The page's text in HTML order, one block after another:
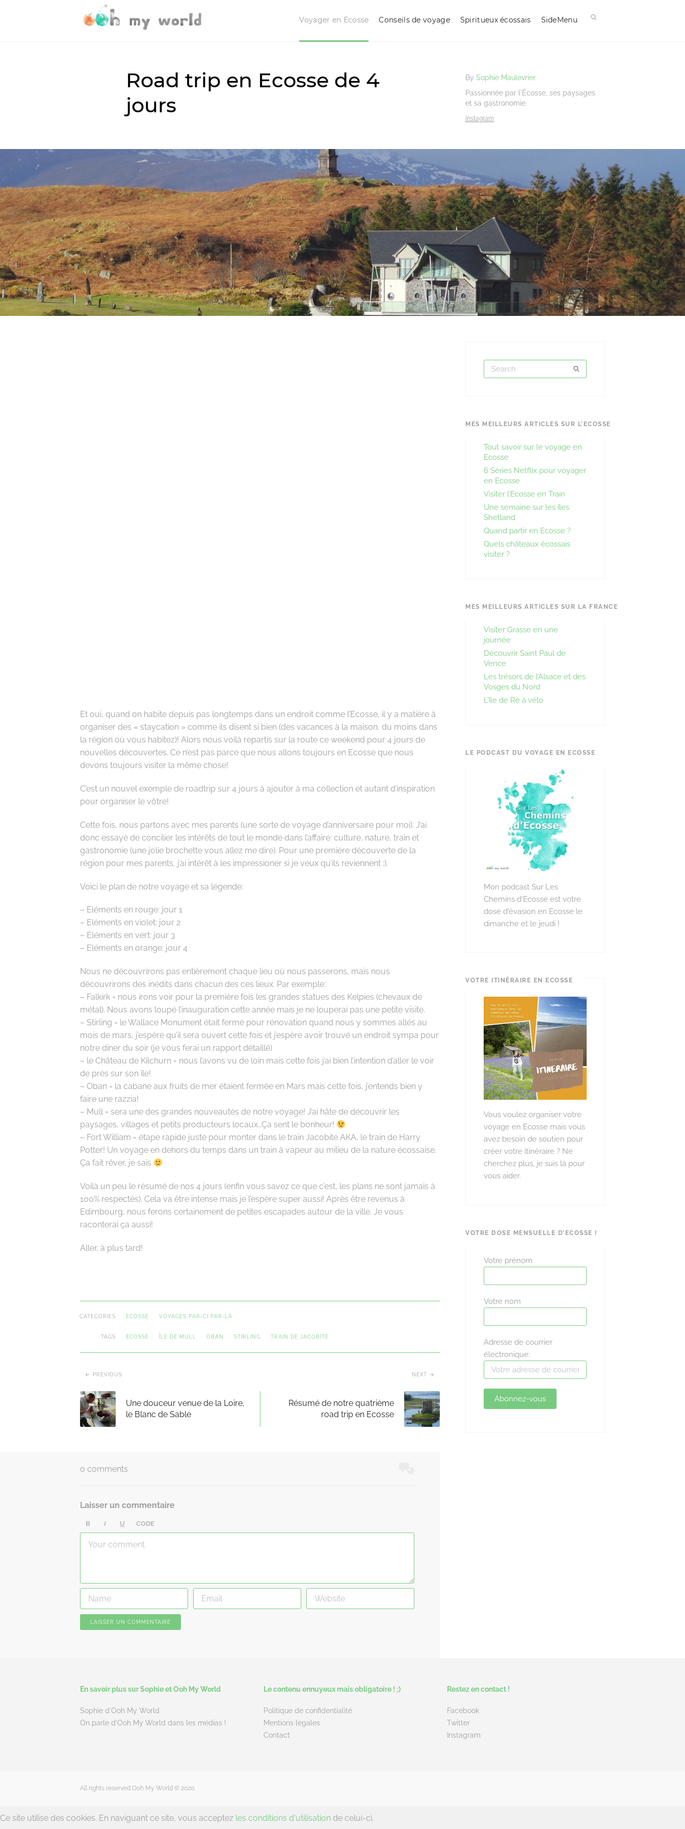
Voyager en Ecosse Conseils de voyage Spiritueux écossais SideMenu
Road trip en Ecosse de 4
jours
By Sophie Maulevrier
Passionnée par l'Écosse, ses paysages
et sa gastronomie.
Instagram
Et oui, quand on habite depuis pas longtemps dans un endroit comme l’Ecosse, il y a matière à
organiser des « staycation » comme ils disent si bien (des vacances à la maison, du moins dans
la région où vous habitez)! Alors nous voilà repartis sur la route ce weekend pour 4 jours de
nouvelles découvertes. Ce n’est pas parce que nous allons toujours en Ecosse que nous
devons toujours visiter la même chose!
C’est un nouvel exemple de roadtrip sur 4 jours à ajouter à ma collection et autant d’inspiration
pour organiser le vôtre!
Cette fois, nous partons avec mes parents (une sorte de voyage d’anniversaire pour moi). J’ai
donc essayé de concilier les intérêts de tout le monde dans l’affaire: culture, nature, train et
gastronomie (une jolie brochette vous allez me dire). Pour une première découverte de la
région pour mes parents, j’ai intérêt à les impressioner si je veux qu’ils reviennent ;).
Voici le plan de notre voyage et sa légende:
– Eléments en rouge: jour 1
– Eléments en violet: jour 2
– Eléments en vert: jour 3
– Eléments en orange: jour 4
Nous ne découvrirons pas entièrement chaque lieu où nous passerons, mais nous
découvrirons des inédits dans chacun des ces lieux. Par exemple:
– Falkirk = nous irons voir pour la première fois les grandes statues des Kelpies (chevaux de
métal). Nous avons loupé l’inauguration cette année mais je ne louperai pas une petite visite.
– Stirling = le Wallace Monument était fermé pour rénovation quand nous y sommes allés au
mois de mars, j’espère qu’il sera ouvert cette fois et j’espère avoir trouvé un endroit sympa pour
notre diner du soir (je vous ferai un rapport détaillé)
– le Château de Kilchurn = nous l’avons vu de loin mais cette fois j’ai bien l’intention d’aller le voir
de près sur son île!
– Oban = la cabane aux fruits de mer étaient fermée en Mars mais cette fois, j’entends bien y
faire une razzia!
– Mull = sera une des grandes nouveautés de notre voyage! J’ai hâte de découvrir les
paysages, villages et petits producteurs locaux…Ça sent le bonheur!
– Fort William = étape rapide juste pour monter dans le train Jacobite AKA, le train de Harry
Potter! Un voyage en dehors du temps dans un train à vapeur au milieu de la nature écossaise.
Ça fait rêver, je sais
Voilà un peu le résumé de nos 4 jours (enfin vous savez ce que c’est, les plans ne sont jamais à
100% respectés). Cela va être intense mais je l’espère super aussi! Après être revenus à
Edimbourg, nous ferons certainement de petites escapades autour de la ville. Je vous
raconterai ça aussi!
Aller, à plus tard!
CATEGORIES ECOSSE VOYAGES PAR-CI PAR-LÀ
TAGS ECOSSE ÎLE DE MULL OBAN STIRLING TRAIN DE JACOBITE
PREVIOUS
Une douceur venue de la Loire,
le Blanc de Sable
NEXT
Résumé de notre quatrième
road trip en Ecosse
0 comments
Laisser un commentaire
B I U CODE
MES MEILLEURS ARTICLES SUR L’ECOSSE
Tout savoir sur le voyage en
Ecosse
6 Séries Netflix pour voyager
en Ecosse
Visiter l’Ecosse en Train
Une semaine sur les îles
Shetland
Quand partir en Ecosse ?
Quels châteaux écossais
visiter ?
MES MEILLEURS ARTICLES SUR LA FRANCE
Visiter Grasse en une
journée
Découvrir Saint Paul de
Vence
Les trésors de l’Alsace et des
Vosges du Nord
L’île de Ré à vélo
LE PODCAST DU VOYAGE EN ECOSSE
Mon podcast Sur Les
Chemins d'Ecosse est votre
dose d'évasion en Ecosse le
dimanche et le jeudi !
VOTRE ITINÉRAIRE EN ECOSSE
Vous voulez organiser votre
voyage en Ecosse mais vous
avez besoin de soutien pour
créer votre itinéraire ? Ne
cherchez plus, je suis là pour
vous aider.
VOTRE DOSE MENSUELLE D’ECOSSE !
Votre prénom
Votre nom
Adresse de courrier
électronique:
En savoir plus sur Sophie et Ooh My World
Sophie d’Ooh My World
On parle d’Ooh My World dans les médias !
Le contenu ennuyeux mais obligatoire ! ;)
Politique de confidentialité
Mentions légales
Contact
Restez en contact !
Facebook
Twitter
Instagram
All rights reserved Ooh My World © 2020.
Ce site utilise des cookies. En naviguant ce site, vous acceptez les conditions d'utilisation de celui-ci.